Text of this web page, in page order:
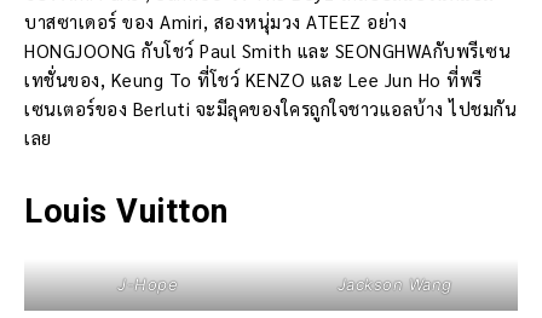
บาสซาเดอร์ ของ Amiri, สองหนุ่มวง ATEEZ อย่าง
HONGJOONG กับโชว์ Paul Smith และ SEONGHWAกับพรีเซน
เทชั่นของ, Keung To ที่โชว์ KENZO และ Lee Jun Ho ที่พรี
เซนเตอร์ของ Berluti จะมีลุคของใครถูกใจชาวแอลบ้าง ไปชมกัน
เลย
Louis Vuitton
J-Hope Jackson Wang